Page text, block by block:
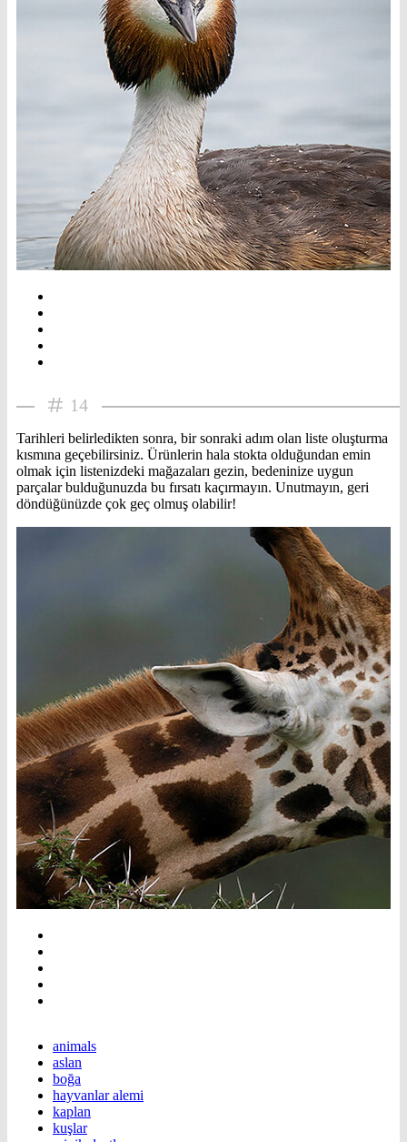
14
Tarihleri belirledikten sonra, bir sonraki adım olan liste oluşturma
kısmına geçebilirsiniz. Ürünlerin hala stokta olduğundan emin
olmak için listenizdeki mağazaları gezin, bedeninize uygun
parçalar bulduğunuzda bu fırsatı kaçırmayın. Unutmayın, geri
döndüğünüzde çok geç olmuş olabilir!
animals
aslan
boğa
hayvanlar alemi
kaplan
kuşlar